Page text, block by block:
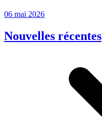
06 mai 2026
Nouvelles récentes